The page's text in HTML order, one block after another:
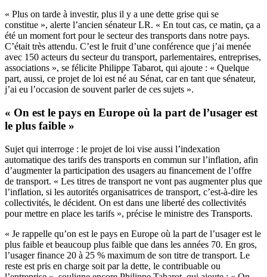
« Plus on tarde à investir, plus il y a une dette grise qui se
constitue », alerte l’ancien sénateur LR. « En tout cas, ce matin, ça a
été un moment fort pour le secteur des transports dans notre pays.
C’était très attendu. C’est le fruit d’une conférence que j’ai menée
avec 150 acteurs du secteur du transport, parlementaires, entreprises,
associations », se félicite Philippe Tabarot, qui ajoute : « Quelque
part, aussi, ce projet de loi est né au Sénat, car en tant que sénateur,
j’ai eu l’occasion de souvent parler de ces sujets ».
« On est le pays en Europe où la part de l’usager est
le plus faible »
Sujet qui interroge : le projet de loi vise aussi l’indexation
automatique des tarifs des transports en commun sur l’inflation, afin
d’augmenter la participation des usagers au financement de l’offre
de transport. « Les titres de transport ne vont pas augmenter plus que
l’inflation, si les autorités organisatrices de transport, c’est-à-dire les
collectivités, le décident. On est dans une liberté des collectivités
pour mettre en place les tarifs », précise le ministre des Transports.
« Je rappelle qu’on est le pays en Europe où la part de l’usager est le
plus faible et beaucoup plus faible que dans les années 70. En gros,
l’usager finance 20 à 25 % maximum de son titre de transport. Le
reste est pris en charge soit par la dette, le contribuable ou